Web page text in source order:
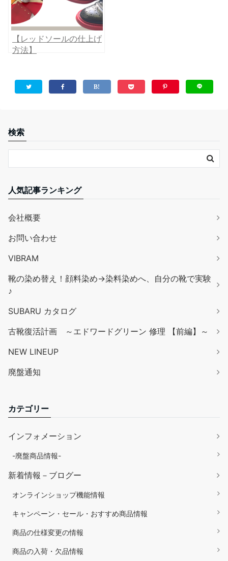
【レッドソールの仕上げ
方法】
検索
人気記事ランキング
会社概要
お問い合わせ
VIBRAM
靴の染め替え！顔料染め→染料染めへ、自分の靴で実験
♪
SUBARU カタログ
古靴復活計画 ～エドワードグリーン 修理 【前編】～
NEW LINEUP
廃盤通知
カテゴリー
インフォメーション
-廃盤商品情報-
新着情報－ブログー
オンラインショップ機能情報
キャンペーン・セール・おすすめ商品情報
商品の仕様変更の情報
商品の入荷・欠品情報